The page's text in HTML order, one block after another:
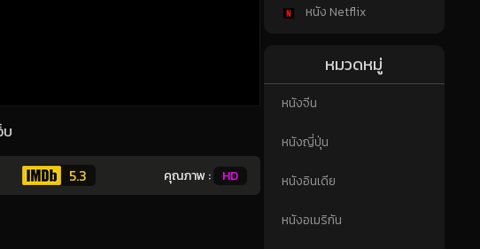
บ
5.3 คุณภาพ : HD
หนัง Netflix
หมวดหมู่
หนังจีน
หนังญี่ปุ่น
หนังอินเดีย
หนังอเมริกัน